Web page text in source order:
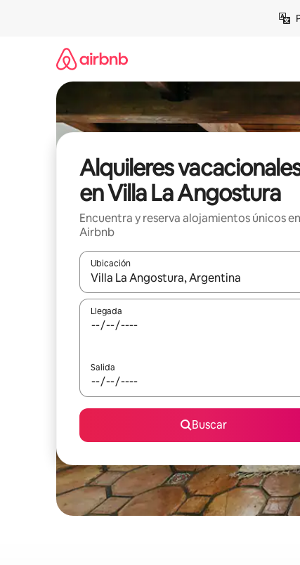
Alquileres
en Villa La Angostura
Encuentra y reserva alojamientos únicos en
Airbnb
Ubicación
Cuando los resultados estén disponibles,
Llegada
Salida
Buscar